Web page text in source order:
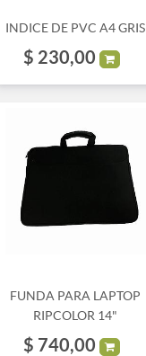
INDICE DE PVC A4 GRIS
$ 230,00
FUNDA PARA LAPTOP
RIPCOLOR 14"
$ 740,00